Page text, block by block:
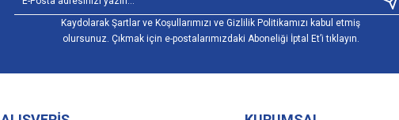
Kaydolarak Şartlar ve Koşullarımızı ve Gizlilik Politikamızı kabul etmiş
olursunuz. Çıkmak için e-postalarımızdaki Aboneliği İptal Et’i tıklayın.